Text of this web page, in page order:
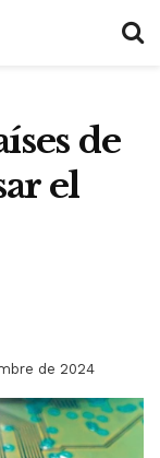
de
el
de 2024